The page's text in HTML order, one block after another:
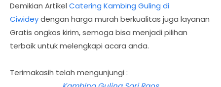
Demikian Artikel Catering Kambing Guling di
Ciwideydengan harga murah berkualitas juga layanan
Gratis ongkos kirim, semoga bisa menjadi pilihan
terbaik untuk melengkapi acara anda.
Terimakasih telah mengunjungi :